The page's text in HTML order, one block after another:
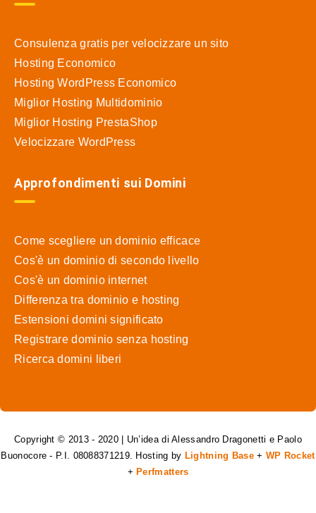
Consulenza gratis per velocizzare un sito
Hosting Economico
Hosting WordPress Economico
Miglior Hosting Multidominio
Miglior Hosting PrestaShop
Velocizzare WordPress
Approfondimenti sui Domini
Come scegliere un dominio efficace
Cos'è un dominio di secondo livello
Cos'è un dominio internet
Differenza tra dominio e hosting
Estensioni domini significato
Registrare dominio senza hosting
Ricerca domini liberi
Copyright © 2013 - 2020 | Un’idea di Alessandro Dragonetti e Paolo
Buonocore - P.I. 08088371219. Hosting by Lightning Base+ WP Rocket
+ Perfmatters